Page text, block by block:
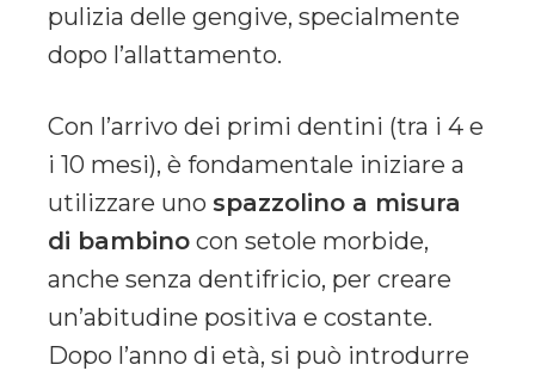
pulizia delle gengive, specialmente
dopo l’allattamento.
Con l’arrivo dei primi dentini (tra i 4 e
i 10 mesi), è fondamentale iniziare a
utilizzare uno spazzolino a misura
di bambino con setole morbide,
anche senza dentifricio, per creare
un’abitudine positiva e costante.
Dopo l’anno di età, si può introdurre